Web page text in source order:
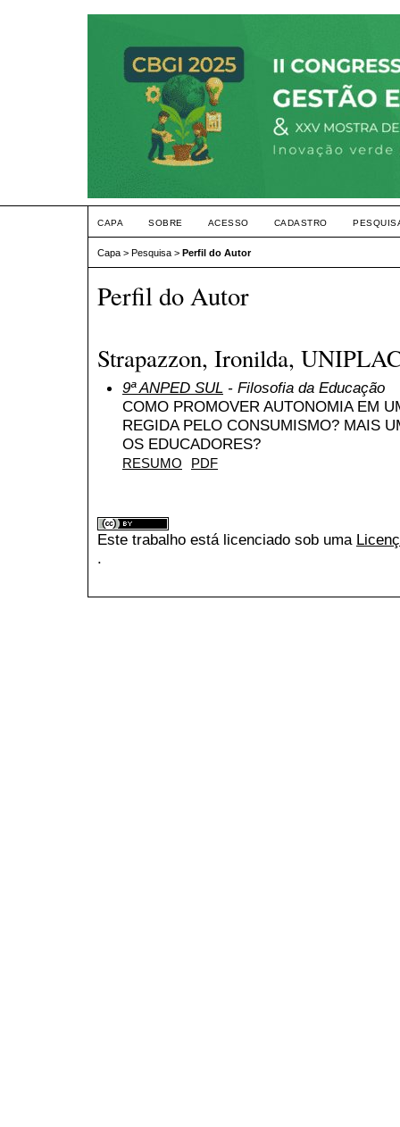
CAPA SOBRE ACESSO CADASTRO
Capa > Pesquisa > Perfil do Autor
Perfil do Autor
Strapazzon, Ironilda,
9ª ANPED SUL - Filosofia da Educação
COMO PROMOVER AUTONOMIA EM
REGIDA PELO CONSUMISMO? MAIS
OS EDUCADORES?
RESUMO PDF
Este trabalho está licenciado sob uma
.